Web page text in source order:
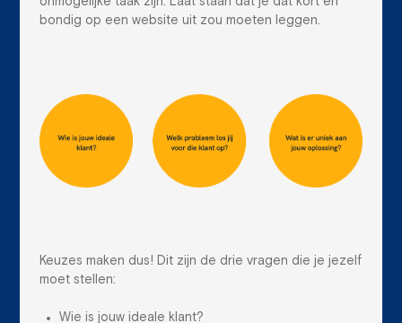
bondig op een website uit zou moeten leggen.
Keuzes maken dus! Dit zijn de drie vragen die je jezelf
moet stellen:
Wie is jouw ideale klant?